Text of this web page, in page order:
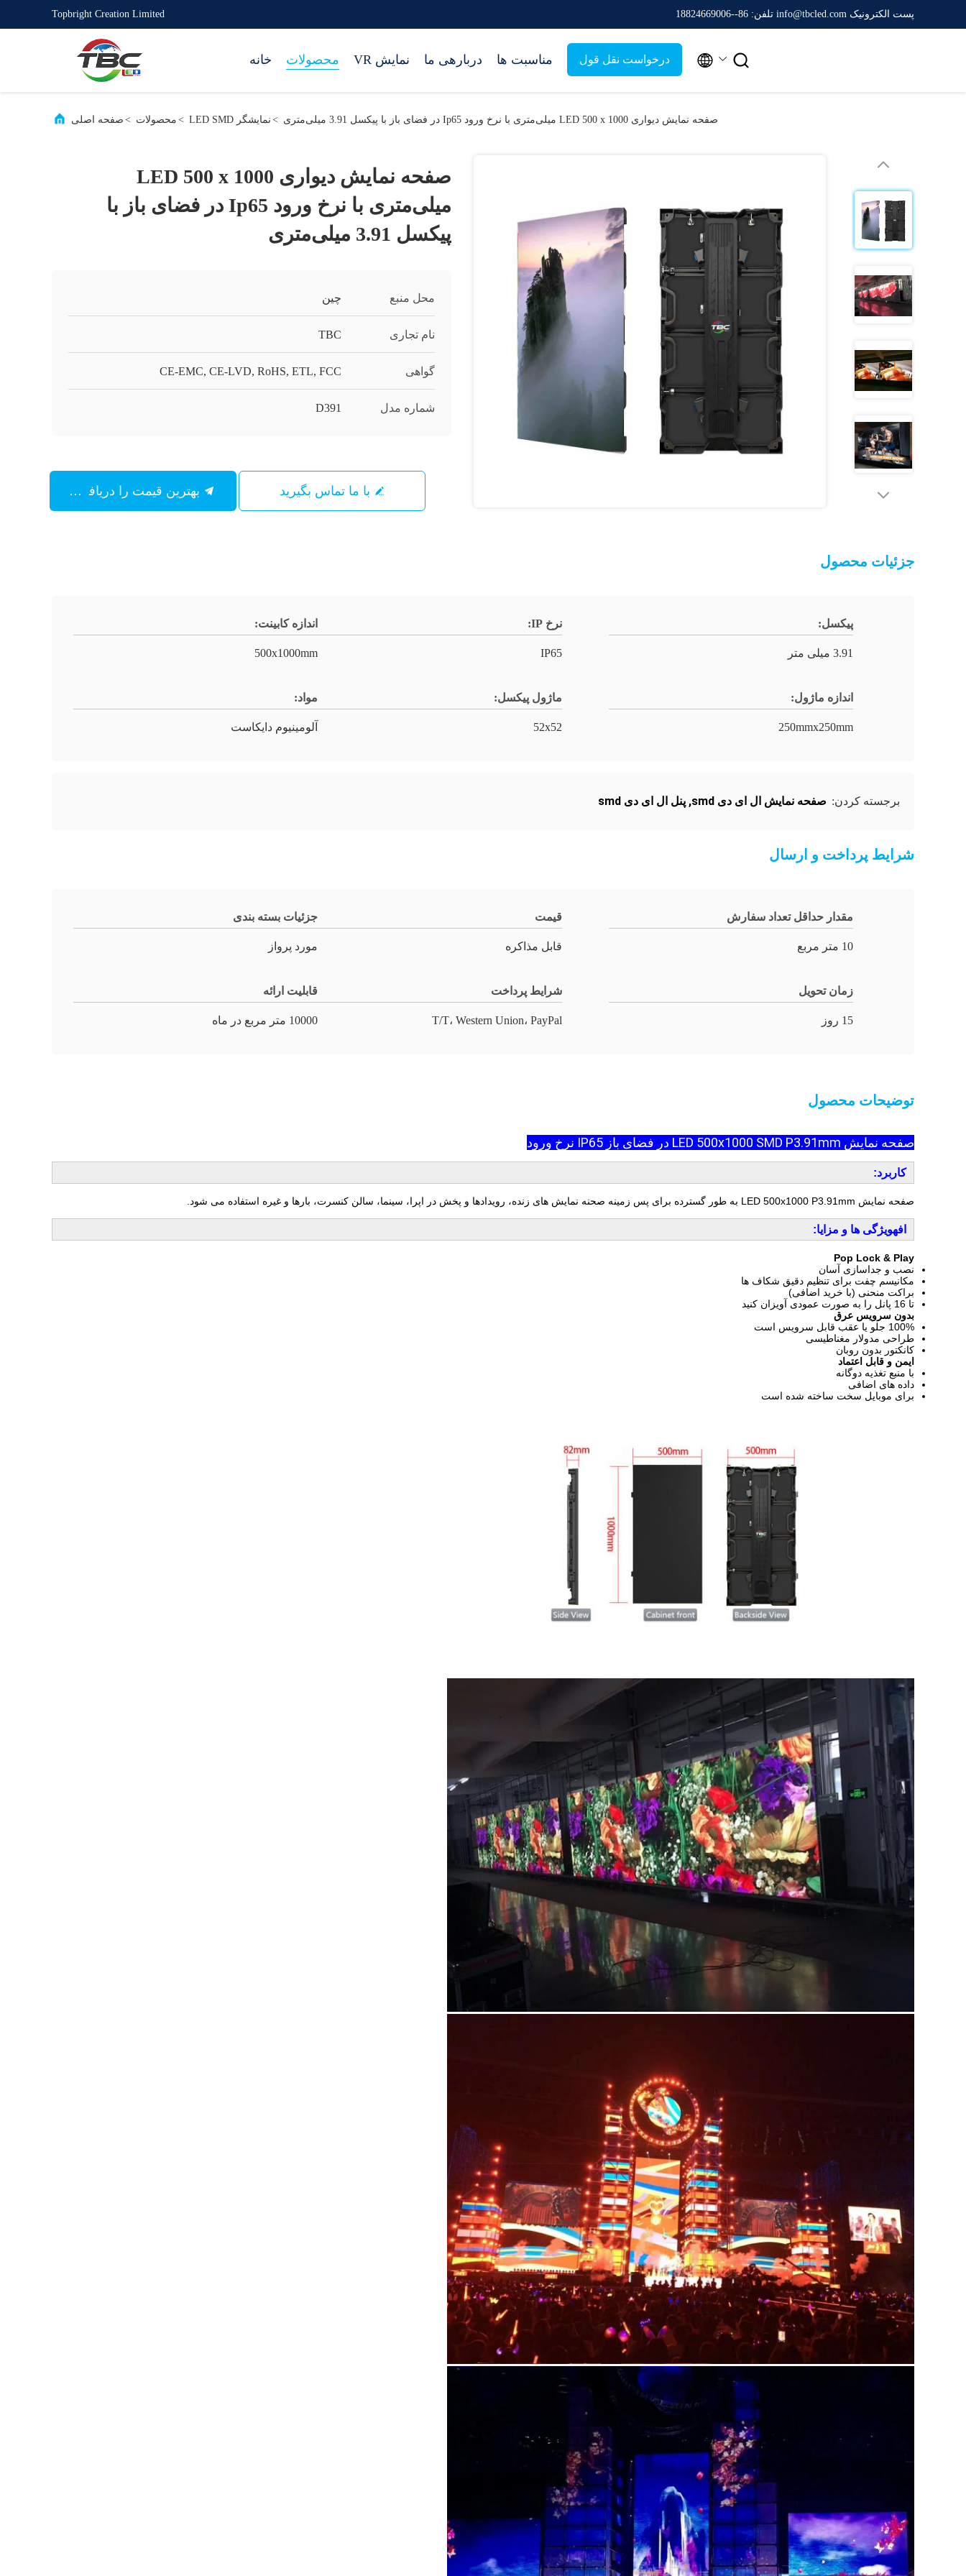
Topbright Creation Limited پست الکترونیک info@tbcled.com تلفن: 86--18824669006
خانه محصولات نمایش VR دربارهی ما مناسبت ها درخواست نقل قول  
صفحه اصلی > محصولات > نمایشگر LED SMD > صفحه نمایش دیواری LED 500 x 1000 میلی‌متری با نرخ ورود Ip65 در فضای باز با پیکسل 3.91 میلی‌متری
صفحه نمایش دیواری LED 500 x 1000
میلی‌متری با نرخ ورود Ip65 در فضای باز با
پیکسل 3.91 میلی‌متری
محل منبع چین
نام تجاری TBC
گواهی CE-EMC, CE-LVD, RoHS, ETL, FCC
شماره مدل D391
با ما تماس بگیرید
جزئیات محصول
پیکسل:
3.91 میلی متر
نرخ IP:
IP65
اندازه کابینت:
500x1000mm
اندازه ماژول:
250mmx250mm
ماژول پیکسل:
52x52
مواد:
آلومینیوم دایکاست
برجسته کردن: صفحه نمایش ال ای دی smd , پنل ال ای دی smd
شرایط پرداخت و ارسال
مقدار حداقل تعداد سفارش
10 متر مربع
قیمت
قابل مذاکره
جزئیات بسته بندی
مورد پرواز
زمان تحویل
15 روز
شرایط پرداخت
T/T، Western Union، PayPal
قابلیت ارائه
10000 متر مربع در ماه
توضیحات محصول
صفحه نمایش LED 500x1000 SMD P3.91mm در فضای باز IP65 نرخ ورود
کاربرد:
صفحه نمایش LED 500x1000 P3.91mm به طور گسترده برای پس زمینه صحنه نمایش های زنده، رویدادها و پخش در اپرا، سینما، سالن کنسرت، بارها و غیره استفاده می شود.
افهویژگی ها و مزایا:
Pop Lock & Play
نصب و جداسازی آسان
مکانیسم چفت برای تنظیم دقیق شکاف ها
براکت منحنی (با خرید اضافی)
تا 16 پانل را به صورت عمودی آویزان کنید
بدون سرویس عرق
100% جلو یا عقب قابل سرویس است
طراحی مدولار مغناطیسی
کانکتور بدون روبان
ایمن و قابل اعتماد
با منبع تغذیه دوگانه
داده های اضافی
برای موبایل سخت ساخته شده است